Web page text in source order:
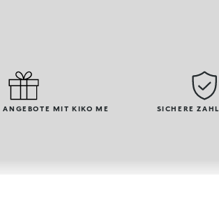
ANGEBOTE MIT KIKO ME SICHERE